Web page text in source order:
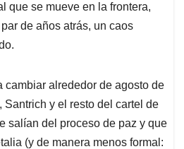
que se mueve en la frontera,
de años atrás, un caos
cambiar alrededor de agosto de
Santrich y el resto del cartel de
salían del proceso de paz y que
(y de manera menos formal: